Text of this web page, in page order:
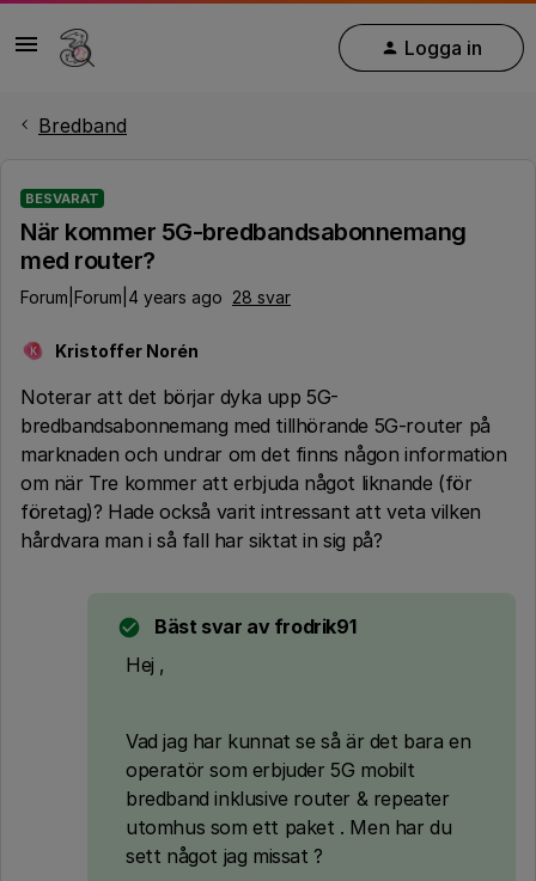
Logga in
Bredband
BESVARAT
När kommer 5G-bredbandsabonnemang
med router?
Forum|Forum|4 years ago 28 svar
K Kristoffer Norén
Noterar att det börjar dyka upp 5G-
bredbandsabonnemang med tillhörande 5G-router på
marknaden och undrar om det finns någon information
om när Tre kommer att erbjuda något liknande (för
företag)? Hade också varit intressant att veta vilken
hårdvara man i så fall har siktat in sig på?
Bäst svar av frodrik91
Hej ,
Vad jag har kunnat se så är det bara en
operatör som erbjuder 5G mobilt
bredband inklusive router & repeater
utomhus som ett paket . Men har du
sett något jag missat ?